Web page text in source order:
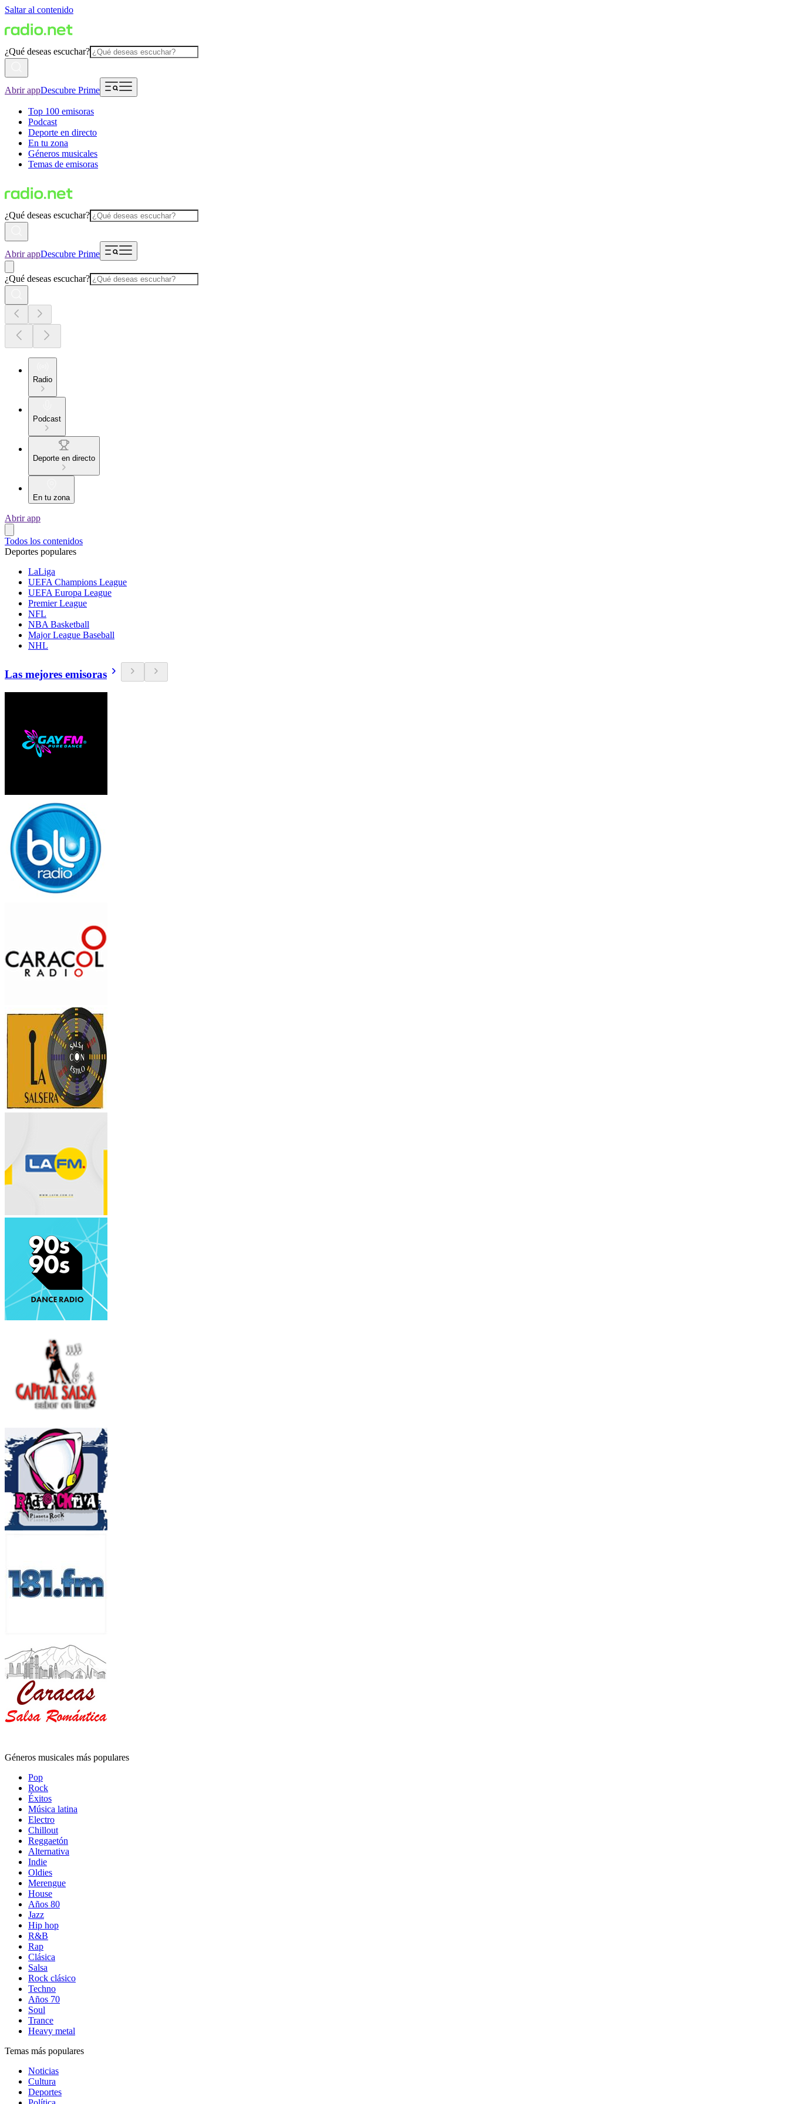
Saltar al contenido
¿Qué deseas escuchar?
Abrir appDescubre Prime
Top 100 emisoras
Podcast
Deporte en directo
En tu zona
Géneros musicales
Temas de emisoras
¿Qué deseas escuchar?
Abrir appDescubre Prime
¿Qué deseas escuchar?
Radio
Podcast
Deporte en directo
En tu zona
Abrir app
Todos los contenidos
Deportes populares
LaLiga
UEFA Champions League
UEFA Europa League
Premier League
NFL
NBA Basketball
Major League Baseball
NHL
Las mejores emisoras
Géneros musicales más populares
Pop
Rock
Éxitos
Música latina
Electro
Chillout
Reggaetón
Alternativa
Indie
Oldies
Merengue
House
Años 80
Jazz
Hip hop
R&B
Rap
Clásica
Salsa
Rock clásico
Techno
Años 70
Soul
Trance
Heavy metal
Temas más populares
Noticias
Cultura
Deportes